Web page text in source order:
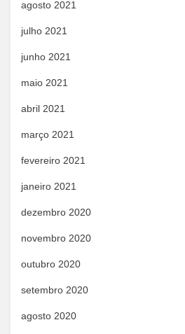
agosto 2021
julho 2021
junho 2021
maio 2021
abril 2021
março 2021
fevereiro 2021
janeiro 2021
dezembro 2020
novembro 2020
outubro 2020
setembro 2020
agosto 2020